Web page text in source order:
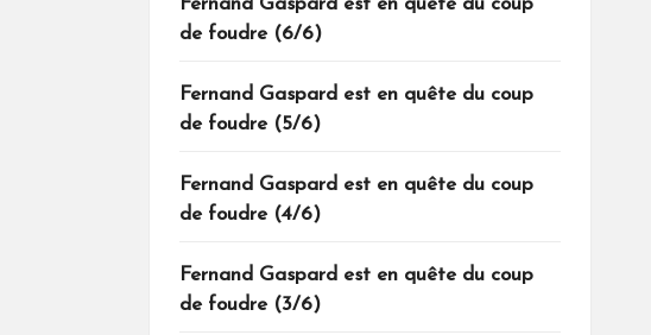
de foudre (6/6)
Fernand Gaspard est en quête du coup
de foudre (5/6)
Fernand Gaspard est en quête du coup
de foudre (4/6)
Fernand Gaspard est en quête du coup
de foudre (3/6)